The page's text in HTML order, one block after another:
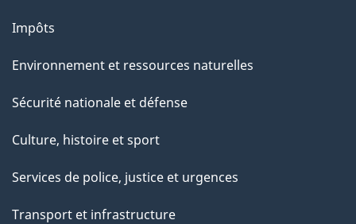
Impôts
Environnement et ressources naturelles
Sécurité nationale et défense
Culture, histoire et sport
Services de police, justice et urgences
Transport et infrastructure